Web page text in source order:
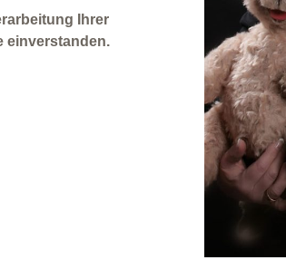
Ihrer
einverstanden.